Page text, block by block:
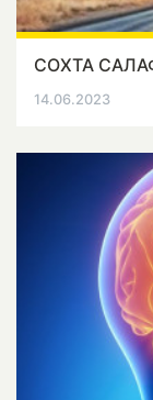
СОХТА
14.06.2023